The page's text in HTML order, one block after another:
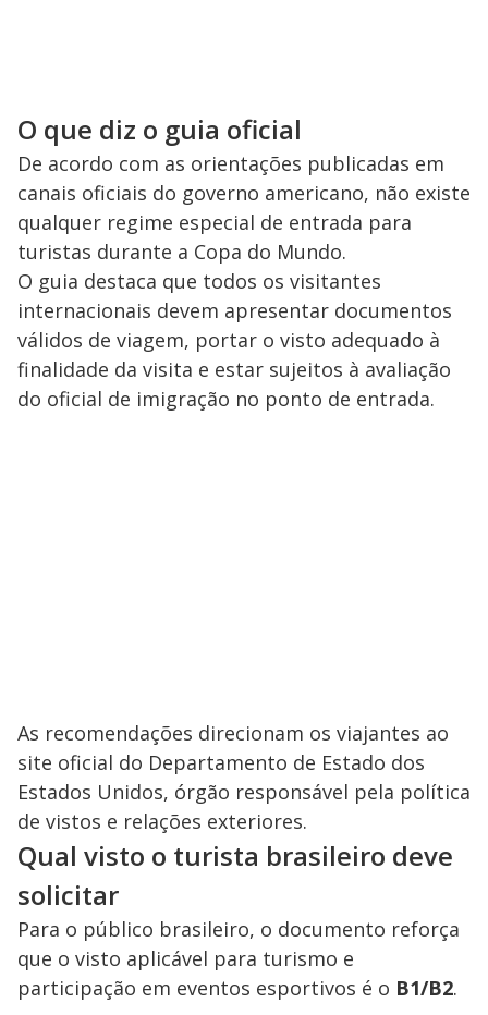
O que diz o guia oficial
De acordo com as orientações publicadas em
canais oficiais do governo americano, não existe
qualquer regime especial de entrada para
turistas durante a Copa do Mundo.
O guia destaca que todos os visitantes
internacionais devem apresentar documentos
válidos de viagem, portar o visto adequado à
finalidade da visita e estar sujeitos à avaliação
do oficial de imigração no ponto de entrada.
As recomendações direcionam os viajantes ao
site oficial do Departamento de Estado dos
Estados Unidos, órgão responsável pela política
de vistos e relações exteriores.
Qual visto o turista brasileiro deve
solicitar
Para o público brasileiro, o documento reforça
que o visto aplicável para turismo e
participação em eventos esportivos é o B1/B2.